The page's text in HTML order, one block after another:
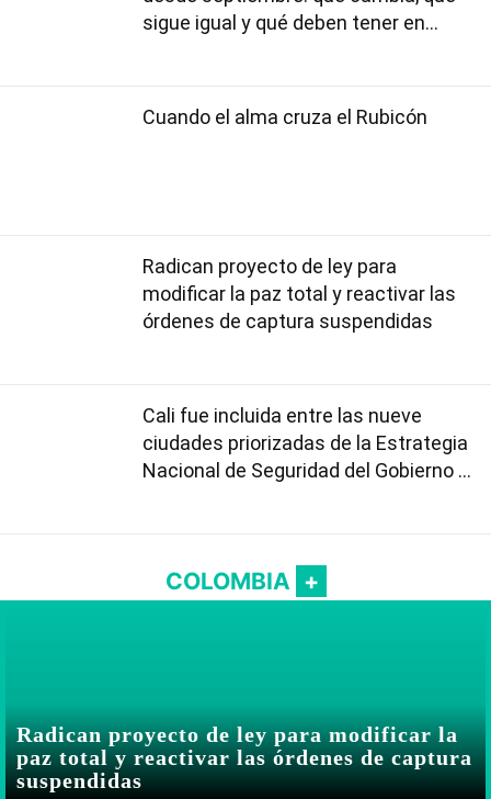
sigue igual y qué deben tener en
Cuando el alma cruza el Rubicón
Radican proyecto de ley para
modificar la paz total y reactivar las
órdenes de captura suspendidas
Cali fue incluida entre las nueve
ciudades priorizadas de la Estrategia
Nacional de Seguridad del Gobierno de
COLOMBIA
Radican proyecto de ley para modificar la
paz total y reactivar las órdenes de captura
suspendidas